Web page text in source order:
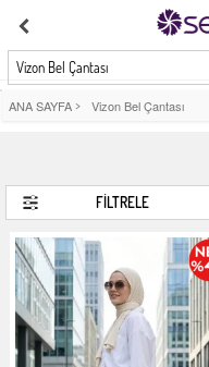
Vizon Bel Çantası
ANA SAYFA > Vizon Bel Çantası
FİLTRELE